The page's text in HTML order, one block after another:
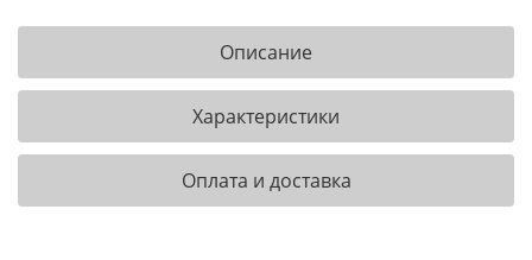
Описание
Характеристики
Оплата и доставка